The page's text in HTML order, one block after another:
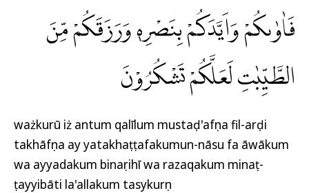
فَاٰوٰىكُمْ وَاَيَّدَكُمْ بِنَصْرِهٖ وَرَزَقَكُمْ مِّنَ
الطَّيِّبٰتِ لَعَلَّكُمْ تَشْكُرُوْنَ
ważkurū iż antum qalīlum mustaḍ'afụna fil-arḍi
takhāfụna ay yatakhaṭṭafakumun-nāsu fa āwākum
wa ayyadakum binaṣrihī wa razaqakum minaṭ-
ṭayyibāti la'allakum tasykurụn